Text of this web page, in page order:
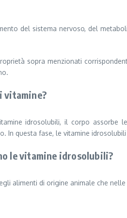
del sistema nervoso, del
sopra menzionati
vitamine?
idrosolubili, il corpo assorbe
In questa fase, le vitamine
le vitamine idrosolubili?
alimenti di origine animale che